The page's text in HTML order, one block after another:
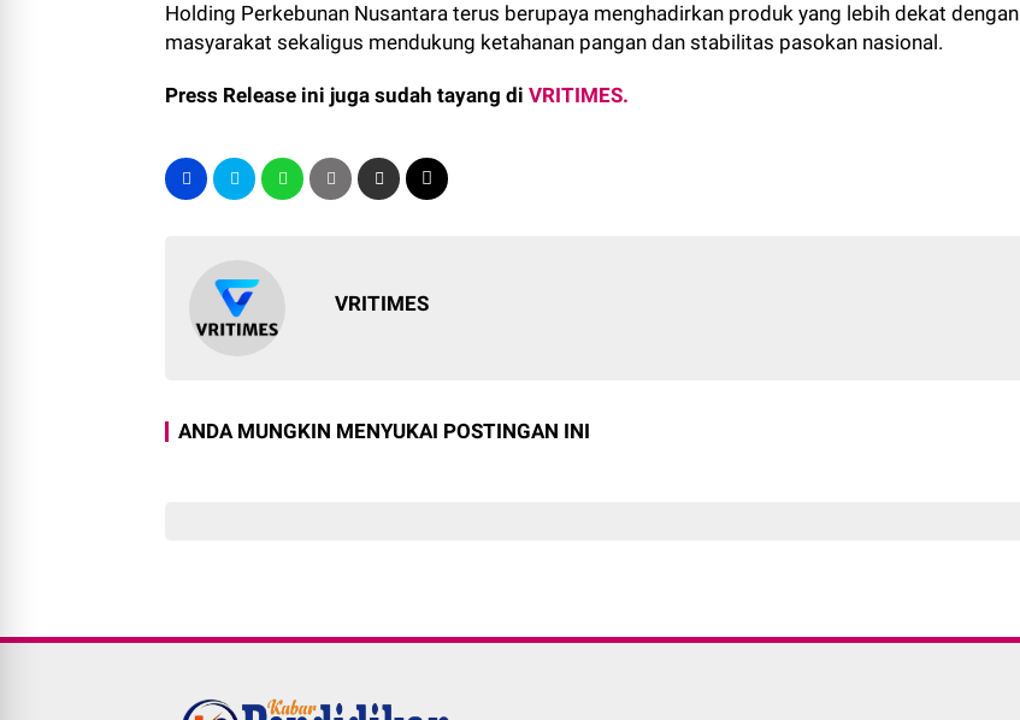
Holding Perkebunan Nusantara terus berupaya menghadirkan produk yang lebih dekat dengan
masyarakat sekaligus mendukung ketahanan pangan dan stabilitas pasokan nasional.
Press Release ini juga sudah tayang di VRITIMES.
VRITIMES
ANDA MUNGKIN MENYUKAI POSTINGAN INI